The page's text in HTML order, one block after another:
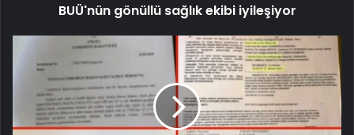
BUÜ'nün gönüllü sağlık ekibi iyileşiyor